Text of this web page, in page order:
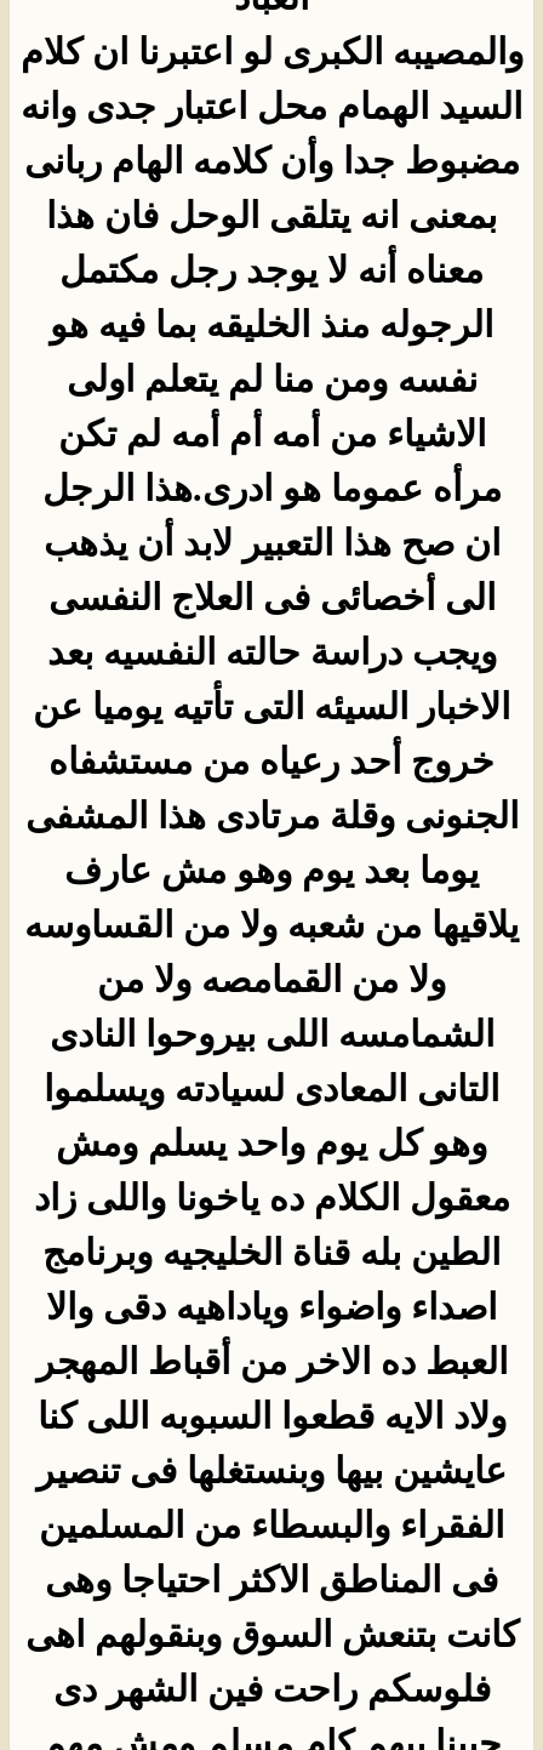
والمصيبه الكبرى لو اعتبرنا ان كلام
السيد الهمام محل اعتبار جدى وانه
مضبوط جدا وأن كلامه الهام ربانى
بمعنى انه يتلقى الوحل فان هذا
معناه أنه لا يوجد رجل مكتمل
الرجوله منذ الخليقه بما فيه هو
نفسه ومن منا لم يتعلم اولى
الاشياء من أمه أم أمه لم تكن
مرأه عموما هو ادرى.هذا الرجل
ان صح هذا التعبير لابد أن يذهب
الى أخصائى فى العلاج النفسى
ويجب دراسة حالته النفسيه بعد
الاخبار السيئه التى تأتيه يوميا عن
خروج أحد رعياه من مستشفاه
الجنونى وقلة مرتادى هذا المشفى
يوما بعد يوم وهو مش عارف
يلاقيها من شعبه ولا من القساوسه
ولا من القمامصه ولا من
الشمامسه اللى بيروحوا النادى
التانى المعادى لسيادته ويسلموا
وهو كل يوم واحد يسلم ومش
معقول الكلام ده ياخونا واللى زاد
الطين بله قناة الخليجيه وبرنامج
اصداء واضواء وياداهيه دقى والا
العبط ده الاخر من أقباط المهجر
ولاد الايه قطعوا السبوبه اللى كنا
عايشين بيها وبنستغلها فى تنصير
الفقراء والبسطاء من المسلمين
فى المناطق الاكثر احتياجا وهى
كانت بتنعش السوق وبنقولهم اهى
فلوسكم راحت فين الشهر دى